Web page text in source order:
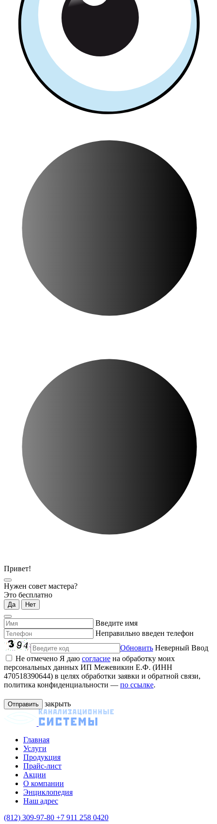
Привет!
Нужен совет мастера?
Это бесплатно
Да Нет
Введите имя
Неправильно введен телефон
Обновить Неверный Ввод
Не отмечено Я даю согласие на обработку моих
персональных данных ИП Межевикин Е.Ф. (ИНН
470518390644) в целях обработки заявки и обратной связи,
политика конфиденциальности — по ссылке.
закрыть
Главная
Услуги
Продукция
Прайс-лист
Акции
О компании
Энциклопедия
Наш адрес
(812) 309-97-80 +7 911 258 0420